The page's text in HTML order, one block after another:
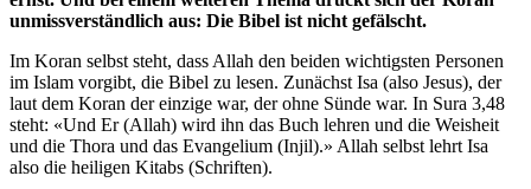
unmissverständlich aus: Die Bibel ist nicht gefälscht.
Im Koran selbst steht, dass Allah den beiden wichtigsten Personen
im Islam vorgibt, die Bibel zu lesen. Zunächst Isa (also Jesus), der
laut dem Koran der einzige war, der ohne Sünde war. In Sura 3,48
steht: «Und Er (Allah) wird ihn das Buch lehren und die Weisheit
und die Thora und das Evangelium (Injil).» Allah selbst lehrt Isa
also die heiligen Kitabs (Schriften).